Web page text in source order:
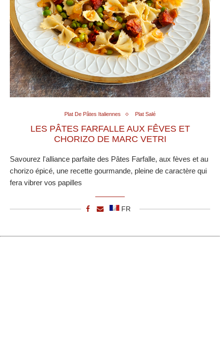
Plat De Pâtes Italiennes Plat Salé
LES PÂTES FARFALLE AUX FÊVES ET
CHORIZO DE MARC VETRI
Savourez l'alliance parfaite des Pâtes Farfalle, aux fèves et au
chorizo épicé, une recette gourmande, pleine de caractère qui
fera vibrer vos papilles
FR